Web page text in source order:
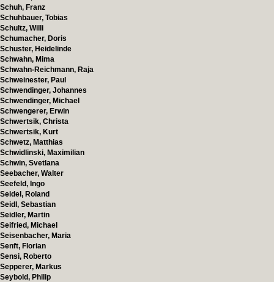
Schuh, Franz
Schuhbauer, Tobias
Schultz, Willi
Schumacher, Doris
Schuster, Heidelinde
Schwahn, Mima
Schwahn-Reichmann, Raja
Schweinester, Paul
Schwendinger, Johannes
Schwendinger, Michael
Schwengerer, Erwin
Schwertsik, Christa
Schwertsik, Kurt
Schwetz, Matthias
Schwidlinski, Maximilian
Schwin, Svetlana
Seebacher, Walter
Seefeld, Ingo
Seidel, Roland
Seidl, Sebastian
Seidler, Martin
Seifried, Michael
Seisenbacher, Maria
Senft, Florian
Sensi, Roberto
Sepperer, Markus
Seybold, Philip